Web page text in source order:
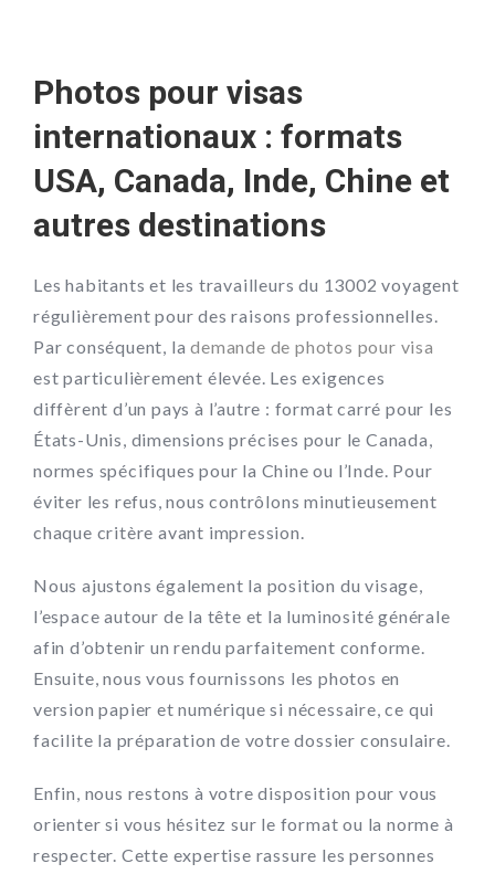
Photos pour visas
internationaux : formats
USA, Canada, Inde, Chine et
autres destinations
Les habitants et les travailleurs du 13002 voyagent
régulièrement pour des raisons professionnelles.
Par conséquent, lademande de photos pour visa
est particulièrement élevée. Les exigences
diffèrent d’un pays à l’autre : format carré pour les
États-Unis, dimensions précises pour le Canada,
normes spécifiques pour la Chine ou l’Inde. Pour
éviter les refus, nous contrôlons minutieusement
chaque critère avant impression.
Nous ajustons également la position du visage,
l’espace autour de la tête et la luminosité générale
afin d’obtenir un rendu parfaitement conforme.
Ensuite, nous vous fournissons les photos en
version papier et numérique si nécessaire, ce qui
facilite la préparation de votre dossier consulaire.
Enfin, nous restons à votre disposition pour vous
orienter si vous hésitez sur le format ou la norme à
respecter. Cette expertise rassure les personnes